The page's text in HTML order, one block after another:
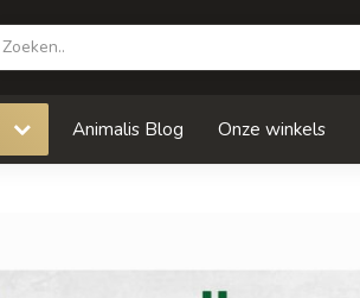
Animalis Blog Onze winkels